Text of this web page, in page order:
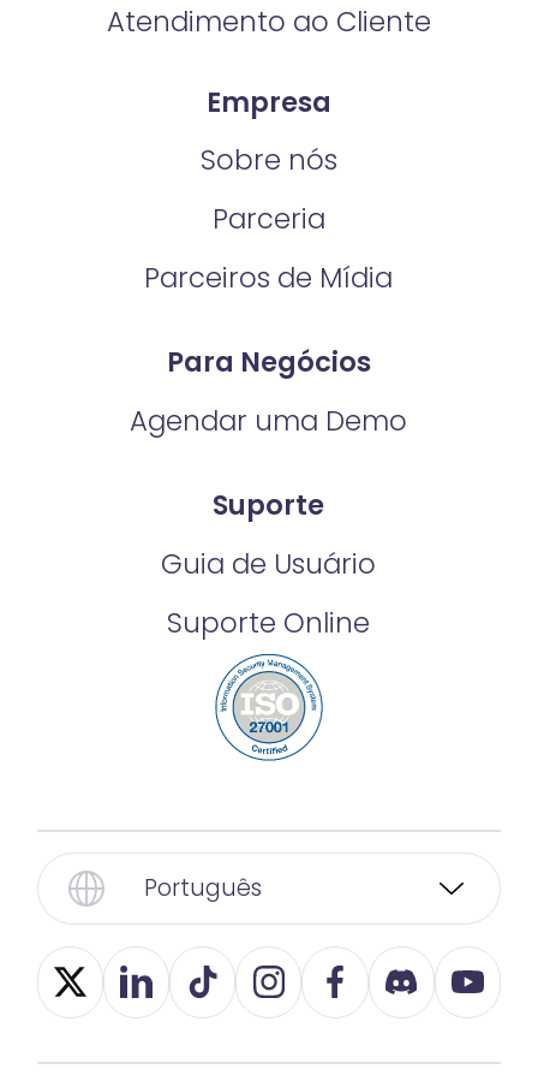
Atendimento ao Cliente
Empresa
Sobre nós
Parceria
Parceiros de Mídia
Para Negócios
Agendar uma Demo
Suporte
Guia de Usuário
Suporte Online
Português